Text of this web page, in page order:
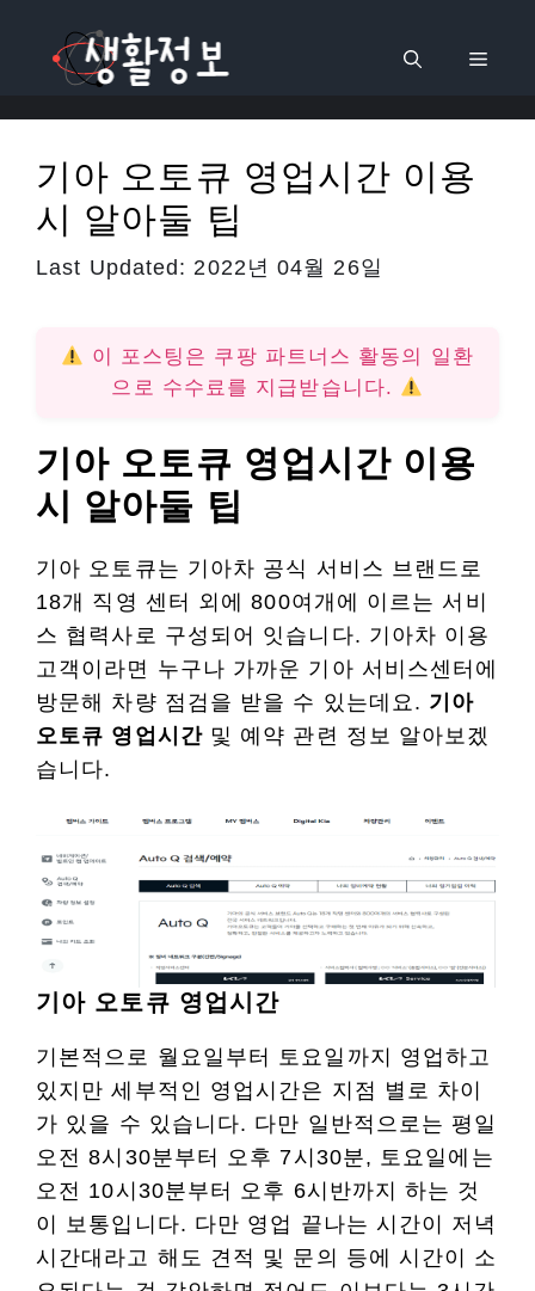
로
메
기아 오토큐 영업시간 이용
시 알아둘 팁
Last Updated: 2022년 04월 26일
이 포스팅은 쿠팡 파트너스 활동의 일환
으로 수수료를 지급받습니다.
기아 오토큐 영업시간 이용
시 알아둘 팁
기아 오토큐는 기아차 공식 서비스 브랜드로
18개 직영 센터 외에 800여개에 이르는 서비
스 협력사로 구성되어 잇습니다. 기아차 이용
고객이라면 누구나 가까운 기아 서비스센터에
방문해 차량 점검을 받을 수 있는데요. 기아
오토큐 영업시간 및 예약 관련 정보 알아보겠
습니다.
기아 오토큐 영업시간
기본적으로 월요일부터 토요일까지 영업하고
있지만 세부적인 영업시간은 지점 별로 차이
가 있을 수 있습니다. 다만 일반적으로는 평일
오전 8시30분부터 오후 7시30분, 토요일에는
오전 10시30분부터 오후 6시반까지 하는 것
이 보통입니다. 다만 영업 끝나는 시간이 저녁
시간대라고 해도 견적 및 문의 등에 시간이 소